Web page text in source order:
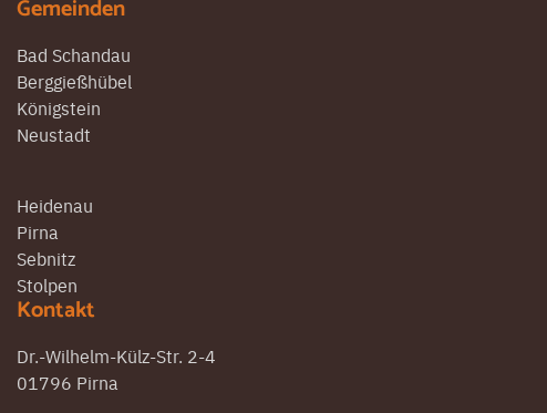
Gemeinden
Bad Schandau
Berggießhübel
Königstein
Neustadt
Heidenau
Pirna
Sebnitz
Stolpen
Kontakt
Dr.-Wilhelm-Külz-Str. 2-4
01796 Pirna